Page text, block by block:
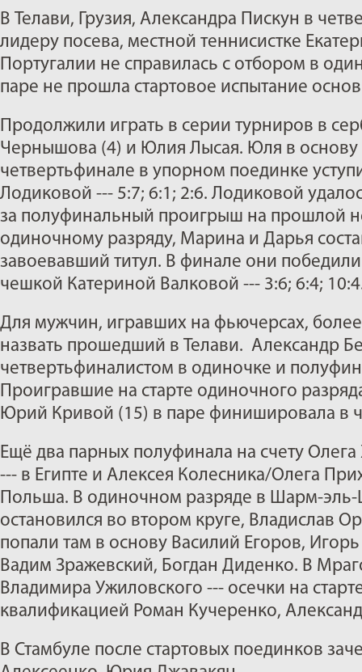
В Телави, Грузия, Александра Пискун в
лидеру посева, местной теннисистке
Португалии не справилась с отбором в
паре не прошла стартовое испытание
Продолжили играть в серии турниров в
Чернышова (4) и Юлия Лысая. Юля в основу
четвертьфинале в упорном поединке
Лодиковой --- 5:7; 6:1; 2:6. Лодиковой
за полуфинальный проигрыш на прошлой
одиночному разряду, Марина и Дарья
завоевавший титул. В финале они
чешкой Катериной Валковой --- 3:6; 6:4;
Для мужчин, игравших на фьючерсах,
назвать прошедший в Телави. Александр
четвертьфиналистом в одиночке и
Проигравшие на старте одиночного
Юрий Кривой (15) в паре финишировала в
Ещё два парных полуфинала на счету
--- в Египте и Алексея Колесника/Олега
Польша. В одиночном разряде в Шарм-
остановился во втором круге, Владислав
попали там в основу Василий Егоров,
Вадим Зражевский, Богдан Диденко. В
Владимира Ужиловского --- осечки на
квалификацией Роман Кучеренко,
В Стамбуле после стартовых поединков